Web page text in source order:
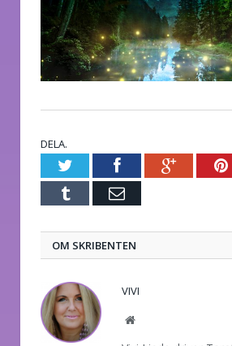
DELA.
TwitterFacebookGoogle+
Tumblr E-
OM SKRIBENTEN
VIVI
Website